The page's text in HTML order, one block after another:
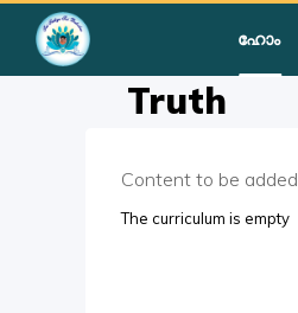
ഹോം
Students
Truth
Content to be added
The curriculum is empty